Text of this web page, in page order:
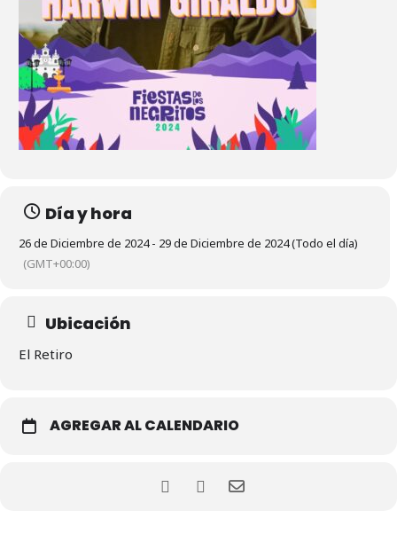
Día y hora
26 de Diciembre de 2024 - 29 de Diciembre de 2024 (Todo el día)
(GMT+00:00)
Ubicación
El Retiro
AGREGAR AL CALENDARIO